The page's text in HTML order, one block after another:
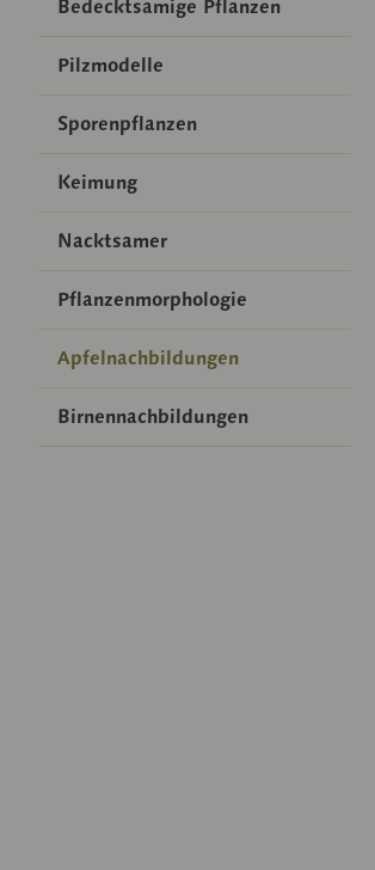
Bedecktsamige Pflanzen
Pilzmodelle
Sporenpflanzen
Keimung
Nacktsamer
Pflanzenmorphologie
Apfelnachbildungen
Birnennachbildungen